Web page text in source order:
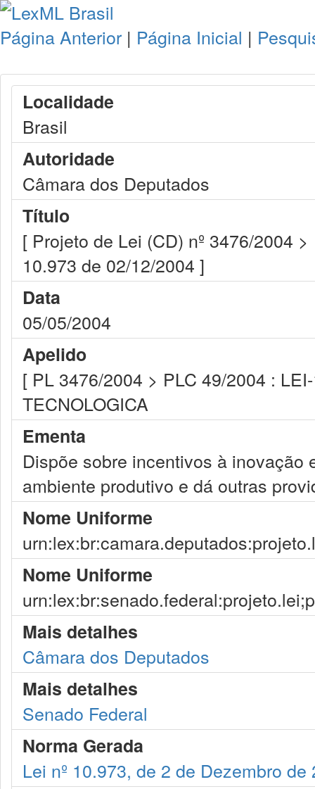
Página Anterior | Página Inicial |
Localidade
Brasil
Autoridade
Câmara dos Deputados
Título
[ Projeto de Lei (CD) nº 3476/2004
10.973 de 02/12/2004 ]
Data
05/05/2004
Apelido
[ PL 3476/2004 > PLC 49/2004 :
TECNOLOGICA
Ementa
Dispõe sobre incentivos à
ambiente produtivo e dá outras
Nome Uniforme
Nome Uniforme
Mais detalhes
Câmara dos Deputados
Mais detalhes
Senado Federal
Norma Gerada
Lei nº 10.973, de 2 de Dezembro de